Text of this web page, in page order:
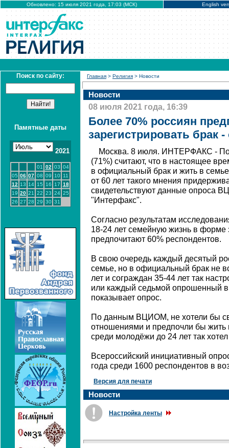
Обновлено: 15 июля 2021 года, 17:03 (МСК) English
Поиск по сайту:
Памятные даты
2021
01 02 03 04
05 06 07 08 09 10
11
12 13 14 15 16 17 18
19 20 21 22 23 24 25
26 27 28 29 30 31
Главная > Религия > Новости
Новости
08 июля 2021 года, 16:39
Более 70% россиян
зарегистрировать брак -
Москва. 8 июля. ИНТЕРФАКС -
(71%) считают, что в настоящее
в официальный брак и жить в
от 60 лет такого мнения
свидетельствуют данные опроса
"Интерфакс".
Согласно результатам
18-24 лет семейную жизнь в форме
предпочитают 60% респондентов.
В свою очередь каждый десятый
семье, но в официальный брак не
лет и сограждан 35-44 лет так
или каждый седьмой опрошенный в
показывает опрос.
По данным ВЦИОМ, не хотели бы
отношениями и предпочли бы жить
среди молодёжи до 24 лет так
Всероссийский инициативный
года среди 1600 респондентов в
Версия для печати
Новости
Настройка ленты